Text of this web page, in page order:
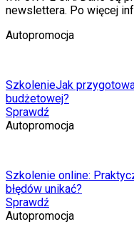
newslettera. Po więcej
Autopromocja
SzkolenieJak
budżetowej?
Sprawdź
Autopromocja
Szkolenie online:
błędów unikać?
Sprawdź
Autopromocja